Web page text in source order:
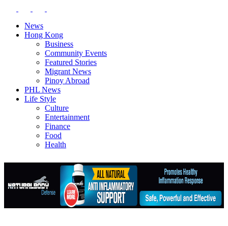
News
Hong Kong
Business
Community Events
Featured Stories
Migrant News
Pinoy Abroad
PHL News
Life Style
Culture
Entertainment
Finance
Food
Health